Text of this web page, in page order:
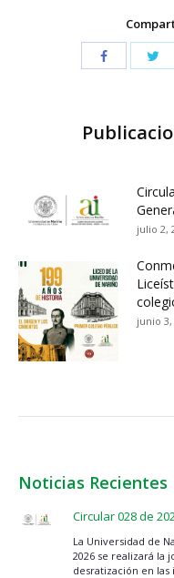
julio 2,
junio 3,
Noticias Recientes
Circular 028 de
La Universidad de
2026 se realizará la
desratización en las